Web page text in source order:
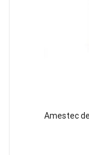
Amestec